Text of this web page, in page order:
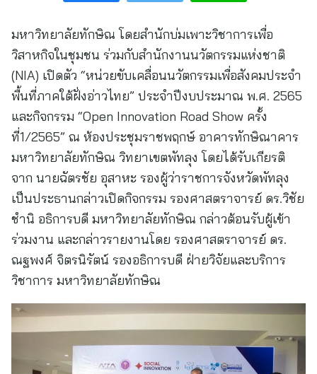
มหาวิทยาลัยทักษิณ โดยสำนักบ่มเพาะวิชาการเพื่อ
วิสาหกิจในชุมชน ร่วมกับสำนักงานนวัตกรรมแห่งชาติ
(NIA) เปิดตัว “หน่วยขับเคลื่อนนวัตกรรมเพื่อสังคมประจำ
พื้นที่ภาคใต้ฝั่งอ่าวไทย” ประจำปีงบประมาณ พ.ศ. 2565
และกิจกรรม “Open Innovation Road Show ครั้ง
ที่1/2565” ณ ห้องประชุมราชพฤกษ์ อาคารทักษิณาคาร
มหาวิทยาลัยทักษิณ วิทยาเขตพัทลุง โดยได้รับเกียรติ
จาก นายฉัตรชัย อุสาหะ รองผู้ว่าราชการจังหวัดพัทลุง
เป็นประธานกล่าวเปิดกิจกรรม รองศาสตราจารย์ ดร.วิชัย
ชำนิ อธิการบดี มหาวิทยาลัยทักษิณ กล่าวต้อนรับผู้เข้า
ร่วมงาน และกล่าวรายงานโดย รองศาสตราจารย์ ดร.
ณฐพงศ์ จิตรนิรัตน์ รองอธิการบดี ฝ่ายวิจัยและบริการ
วิชาการ มหาวิทยาลัยทักษิณ